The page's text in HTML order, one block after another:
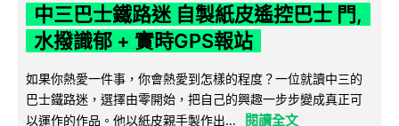
中三巴士鐵路迷 自製紙皮遙控巴士 門,
水撥識郁 + 實時GPS報站
如果你熱愛一件事，你會熱愛到怎樣的程度？一位就讀中三的
巴士鐵路迷，選擇由零開始，把自己的興趣一步步變成真正可
以運作的作品。他以紙皮親手製作出...
閱讀全文